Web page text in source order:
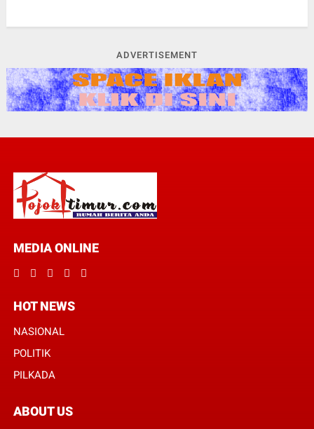
ADVERTISEMENT
MEDIA ONLINE
HOT NEWS
NASIONAL
POLITIK
PILKADA
ABOUT US